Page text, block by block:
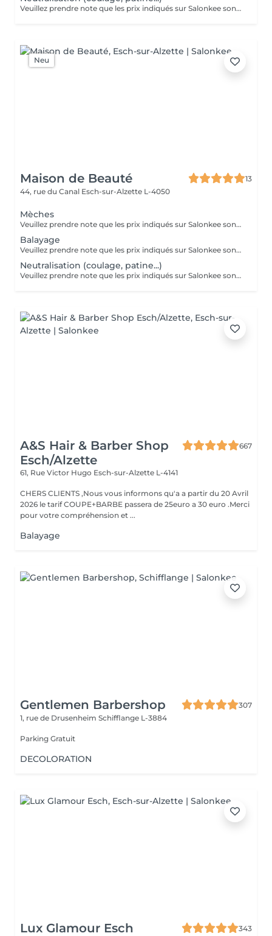
Veuillez prendre note que les prix indiqués sur Salonkee sont communiqués à titre informatif et s'entendent de base. Ces derniers sont susceptibles de varier selon le diagnostic réalisé à votre arrivée au salon et l'expertise du professionnel à qui vous confiez votre beauté. Dans tous les cas, un devis précis vous sera proposé et toutes réalisations de prestations seront effectuées avec votre accord. Un grand merci d'avance pour votre compréhension. Au plaisir de vous recevoir très vite.
Neu
Maison de Beauté
13
44, rue du Canal Esch-sur-Alzette L-4050
Mèches
Veuillez prendre note que les prix indiqués sur Salonkee sont communiqués à titre informatif et s'entendent de base. Ces derniers sont susceptibles de varier selon le diagnostic réalisé à votre arrivée au salon et l'expertise du professionnel à qui vous confiez votre beauté. Dans tous les cas, un devis précis vous sera proposé et toutes réalisations de prestations seront effectuées avec votre accord. Un grand merci d'avance pour votre compréhension. Au plaisir de vous recevoir très vite.
Balayage
Veuillez prendre note que les prix indiqués sur Salonkee sont communiqués à titre informatif et s'entendent de base. Ces derniers sont susceptibles de varier selon le diagnostic réalisé à votre arrivée au salon et l'expertise du professionnel à qui vous confiez votre beauté. Dans tous les cas, un devis précis vous sera proposé et toutes réalisations de prestations seront effectuées avec votre accord. Un grand merci d'avance pour votre compréhension. Au plaisir de vous recevoir très vite.
Neutralisation (coulage, patine...)
Veuillez prendre note que les prix indiqués sur Salonkee sont communiqués à titre informatif et s'entendent de base. Ces derniers sont susceptibles de varier selon le diagnostic réalisé à votre arrivée au salon et l'expertise du professionnel à qui vous confiez votre beauté. Dans tous les cas, un devis précis vous sera proposé et toutes réalisations de prestations seront effectuées avec votre accord. Un grand merci d'avance pour votre compréhension. Au plaisir de vous recevoir très vite.
A&S Hair & Barber Shop
Esch/Alzette
667
61, Rue Victor Hugo Esch-sur-Alzette L-4141
CHERS CLIENTS ,Nous vous informons qu'a a partir du 20 Avril
2026 le tarif COUPE+BARBE passera de 25euro a 30 euro .Merci
pour votre compréhension et ...
Balayage
Gentlemen Barbershop
307
1, rue de Drusenheim Schifflange L-3884
Parking Gratuit
DECOLORATION
Lux Glamour Esch
343